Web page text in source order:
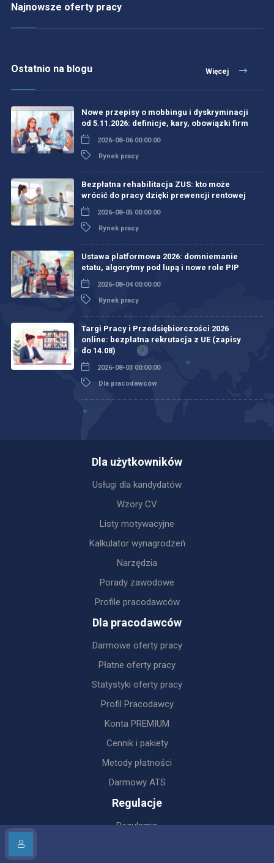
Najnowsze oferty pracy
Ostatnio na blogu Więcej
Nowe przepisy o mobbingu i dyskryminacji
od 5.11.2026: definicje, kary, obowiązki firm
2026-08-06 00:00:00
Rynek pracy
Bezpłatna rehabilitacja ZUS: kto może
wrócić do pracy dzięki prewencji rentowej
2026-08-05 00:00:00
Rynek pracy
Ustawa platformowa 2026: domniemanie
etatu, algorytmy pod lupą i nowe role PIP
2026-08-04 00:00:00
Rynek pracy
Targi Pracy i Przedsiębiorczości 2026
online: bezpłatna rekrutacja z UE (zapisy
do 14.08)
2026-08-03 00:00:00
Dla pracodawców
Dla użytkowników
Usługi dla kandydatów
Wzory CV
Listy motywacyjne
Kalkulator wynagrodzeń
Narzędzia
Porady zawodowe
Profile pracodawców
Dla pracodawców
Darmowe oferty pracy
Płatne oferty pracy
Statystyki oferty pracy
Profil Pracodawcy
Konta PREMIUM
Cennik i pakiety
Metody płatności
Darmowy ATS
Regulacje
Regulamin